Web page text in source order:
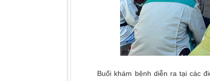
Buổi khám bệnh diễn ra tại các